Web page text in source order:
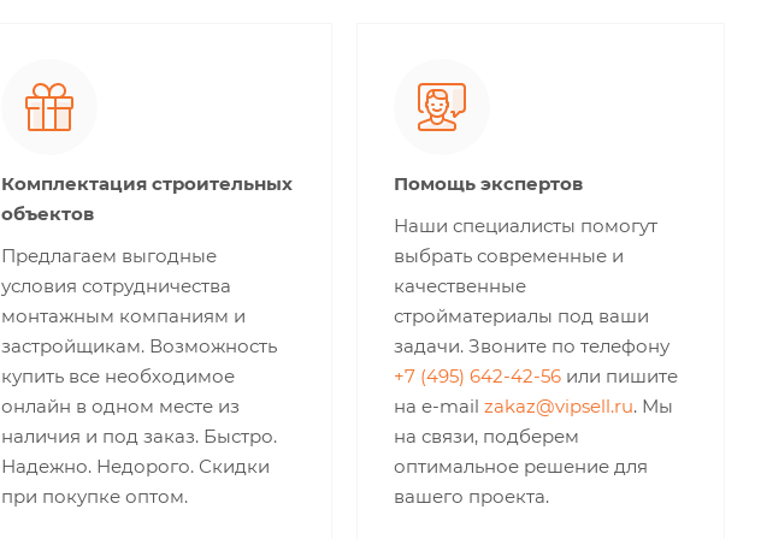
Комплектация строительных
объектов
Предлагаем выгодные
условия сотрудничества
монтажным компаниям и
застройщикам. Возможность
купить все необходимое
онлайн в одном месте из
наличия и под заказ. Быстро.
Надежно. Недорого. Скидки
при покупке оптом.
Помощь экспертов
Наши специалисты помогут
выбрать современные и
качественные
стройматериалы под ваши
задачи. Звоните по телефону
+7 (495) 642-42-56 или пишите
на e-mail zakaz@vipsell.ru. Мы
на связи, подберем
оптимальное решение для
вашего проекта.